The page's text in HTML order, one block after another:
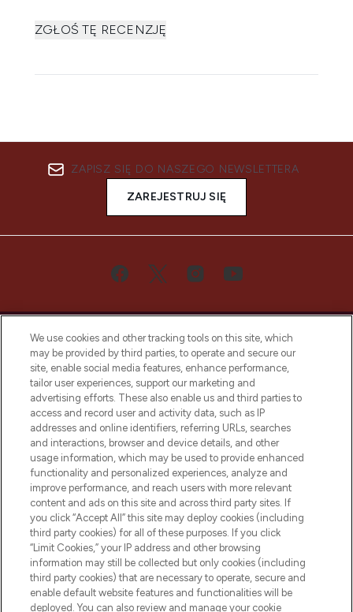
ZGŁOŚ TĘ RECENZJĘ
ZAPISZ SIĘ DO NASZEGO NEWSLETTERA
ZAREJESTRUJ SIĘ
Bądź pierwszą osobą, która dowie się o
najnowszych produktach, od niszowych i
uznanych marek, sezonowych trendach i
otrzyma ekskluzywne artykuły redakcyjne
z Sunday Supplement.
Zgoda na pliki cookie
Do Not Sell or Share My Personal
Information
POMOC & INFORMACJE
WAŻNE INFORMACJE
We use cookies and other tracking tools on this site, which
may be provided by third parties, to operate and secure our
site, enable social media features, enhance performance,
tailor user experiences, support our marketing and
advertising efforts. These also enable us and third parties to
access and record user and activity data, such as IP
addresses and online identifiers, referring URLs, searches
and interactions, browser and device details, and other
usage information, which may be used to provide enhanced
functionality and personalized experiences, analyze and
improve performance, and reach users with more relevant
content and ads on this site and across third party sites. If
you click “Accept All” this site may deploy cookies (including
third party cookies) for all of these purposes. If you click
“Limit Cookies,” your IP address and other browsing
information may still be collected but only cookies (including
third party cookies) that are necessary to operate, secure and
enable default website features and functionalities will be
deployed. You can also review and manage your cookie